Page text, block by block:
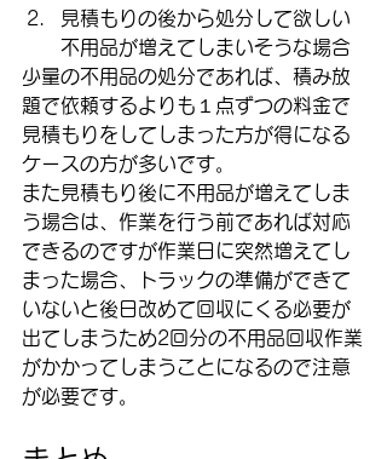
見積もりの後から処分して欲しい
不用品が増えてしまいそうな場合
少量の不用品の処分であれば、積み放
題で依頼するよりも１点ずつの料金で
見積もりをしてしまった方が得になる
ケースの方が多いです。
また見積もり後に不用品が増えてしま
う場合は、作業を行う前であれば対応
できるのですが作業日に突然増えてし
まった場合、トラックの準備ができて
いないと後日改めて回収にくる必要が
出てしまうため2回分の不用品回収作業
がかかってしまうことになるので注意
が必要です。